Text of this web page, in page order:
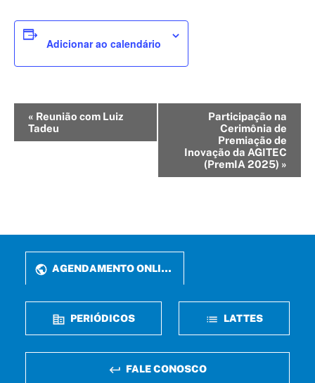
Adicionar ao calendário
Evento
Navegação
« Reunião com Luiz
Tadeu
Participação na
Cerimônia de
Premiação de
Inovação da AGITEC
(PremIA 2025) »
AGENDAMENTO ONLINE
PERIÓDICOS LATTES
FALE CONOSCO